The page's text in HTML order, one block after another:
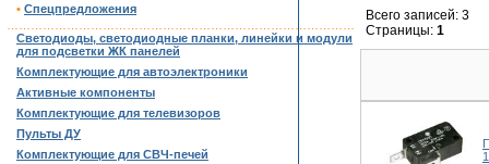
• Спецпредложения
Светодиоды, светодиодные планки, линейки и модули
для подсветки ЖК панелей
Комплектующие для автоэлектроники
Активные компоненты
Комплектующие для телевизоров
Пульты ДУ
Комплектующие для СВЧ-печей
Всего записей: 3
Страницы: 1